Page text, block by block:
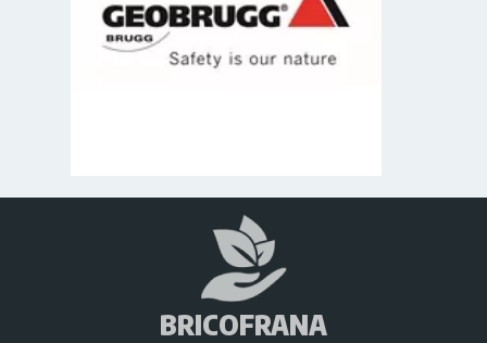
BRICOFRANA